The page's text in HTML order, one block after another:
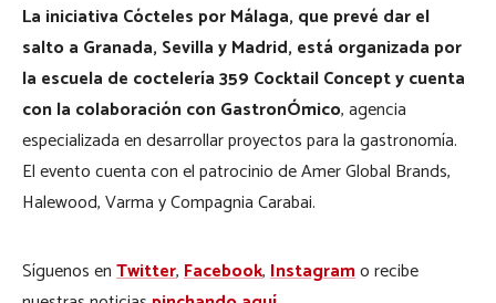
La iniciativa Cócteles por Málaga, que prevé dar el
salto a Granada, Sevilla y Madrid, está organizada por
la escuela de coctelería 359 Cocktail Concept y cuenta
con la colaboración con GastronÓmico, agencia
especializada en desarrollar proyectos para la gastronomía.
El evento cuenta con el patrocinio de Amer Global Brands,
Halewood, Varma y Compagnia Carabai.
Síguenos enTwitter,Facebook,Instagramo recibe